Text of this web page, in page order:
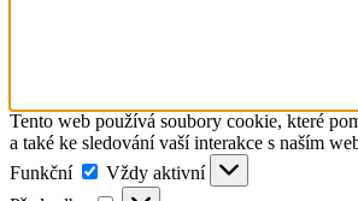
Tento web používá soubory cookie, které
a také ke sledování vaší interakce s naším
Funkční
Funkční
Vždy aktivní
Předvolby